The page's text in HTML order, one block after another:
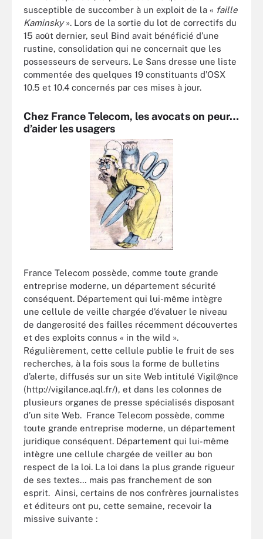
susceptible de succomber à un exploit de la « faille
Kaminsky». Lors de la sortie du lot de correctifs du
15 août dernier, seul Bind avait bénéficié d’une
rustine, consolidation qui ne concernait que les
possesseurs de serveurs. Le Sans dresse une liste
commentée des quelques 19 constituants d’OSX
10.5 et 10.4 concernés par ces mises à jour.
Chez France Telecom, les avocats on peur…
d’aider les usagers
France Telecom possède, comme toute grande
entreprise moderne, un département sécurité
conséquent. Département qui lui-même intègre
une cellule de veille chargée d’évaluer le niveau
de dangerosité des failles récemment découvertes
et des exploits connus « in the wild ».
Régulièrement, cette cellule publie le fruit de ses
recherches, à la fois sous la forme de bulletins
d’alerte, diffusés sur un site Web intitulé Vigil@nce
(http://vigilance.aql.fr/), et dans les colonnes de
plusieurs organes de presse spécialisés disposant
d’un site Web. France Telecom possède, comme
toute grande entreprise moderne, un département
juridique conséquent. Département qui lui-même
intègre une cellule chargée de veiller au bon
respect de la loi. La loi dans la plus grande rigueur
de ses textes… mais pas franchement de son
esprit. Ainsi, certains de nos confrères journalistes
et éditeurs ont pu, cette semaine, recevoir la
missive suivante :